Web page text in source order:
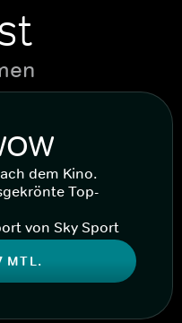
dem Kino.
Top-
von Sky Sport
MTL.